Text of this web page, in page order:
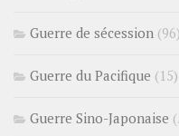
Guerre de sécession (96)
Guerre du Pacifique (15)
Guerre Sino-Japonaise